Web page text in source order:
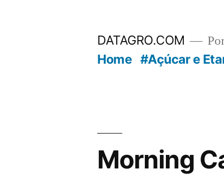
DATAGRO.COM
Home #Açúcar e
Morning